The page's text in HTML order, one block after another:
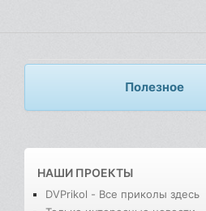
Полезное
НАШИ ПРОЕКТЫ
DVPrikol - Все приколы здесь